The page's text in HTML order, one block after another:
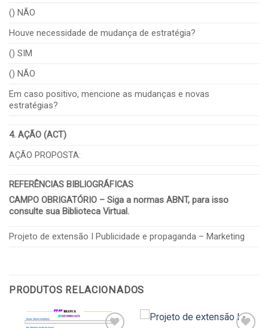
() NÃO
Houve necessidade de mudança de estratégia?
() SIM
() NÃO
Em caso positivo, mencione as mudanças e novas
estratégias?
4. AÇÃO (ACT)
AÇÃO PROPOSTA:
REFERÊNCIAS BIBLIOGRÁFICAS
CAMPO OBRIGATÓRIO – Siga a normas ABNT, para isso
consulte sua Biblioteca Virtual.
Projeto de extensão I Publicidade e propaganda – Marketing
PRODUTOS RELACIONADOS